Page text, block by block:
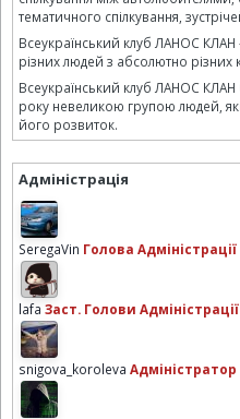
тематичного спілкування,
Всеукраїнський клуб ЛАНОС
різних людей з абсолютно різних
Всеукраїнський клуб ЛАНОС
року невеликою групою людей,
його розвиток.
Адміністрація
SeregaVin Голова Адміністрації
lafa Заст. Голови Адміністрації
snigova_koroleva Адміністратор